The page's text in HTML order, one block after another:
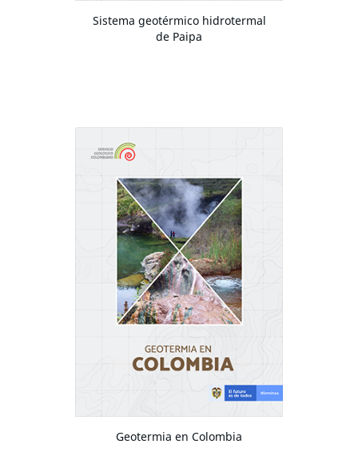
Sistema geotérmico hidrotermal
de Paipa
Geotermia en Colombia